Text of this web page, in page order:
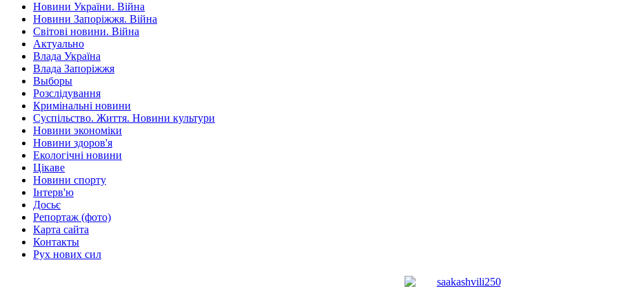
Новини України. Війна
Новини Запоріжжя. Війна
Світові новини. Війна
Актуально
Влада Україна
Влада Запоріжжя
Выборы
Розслідування
Кримінальні новини
Суспільство. Життя. Новини культури
Новини экономіки
Новини здоров'я
Екологічні новини
Цікаве
Новини спорту
Інтерв'ю
Досьє
Репортаж (фото)
Карта сайта
Контакты
Рух нових сил